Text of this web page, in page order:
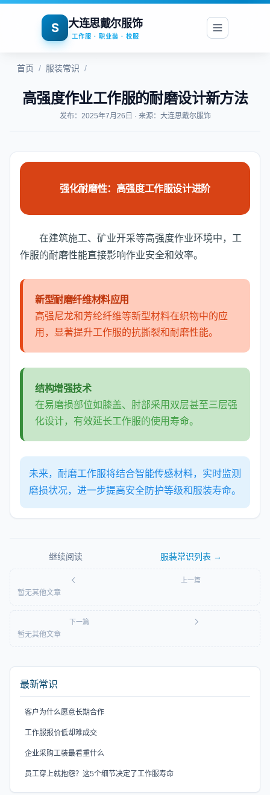
S 大连思戴尔服饰
工作服 · 职业装 · 校服
首页 / 服装常识 /
高强度作业工作服的耐磨设计新方法
发布：2025年7月26日 · 来源：大连思戴尔服饰
强化耐磨性：高强度工作服设计进阶
在建筑施工、矿业开采等高强度作业环境中，工
作服的耐磨性能直接影响作业安全和效率。
新型耐磨纤维材料应用
高强尼龙和芳纶纤维等新型材料在织物中的应
用，显著提升工作服的抗撕裂和耐磨性能。
结构增强技术
在易磨损部位如膝盖、肘部采用双层甚至三层强
化设计，有效延长工作服的使用寿命。
未来，耐磨工作服将结合智能传感材料，实时监测
磨损状况，进一步提高安全防护等级和服装寿命。
继续阅读 服装常识列表 →
上一篇
暂无其他文章
下一篇
暂无其他文章
最新常识
客户为什么愿意长期合作
工作服报价低却难成交
企业采购工装最看重什么
员工穿上就抱怨？这5个细节决定了工作服寿命